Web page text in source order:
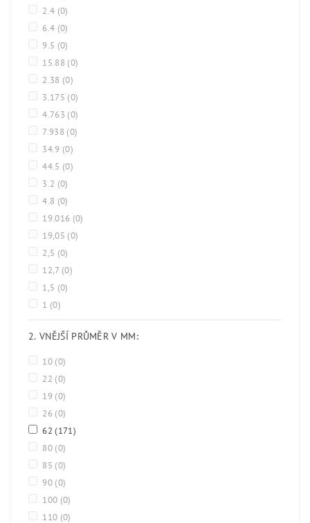
2.4 (0)
6.4 (0)
9.5 (0)
15.88 (0)
2.38 (0)
3.175 (0)
4.763 (0)
7.938 (0)
34.9 (0)
44.5 (0)
3.2 (0)
4.8 (0)
19.016 (0)
19,05 (0)
2,5 (0)
12,7 (0)
1,5 (0)
1 (0)
2. VNĚJŠÍ PRŮMĚR V MM:
10 (0)
22 (0)
19 (0)
26 (0)
62(171)
80 (0)
85 (0)
90 (0)
100 (0)
110 (0)